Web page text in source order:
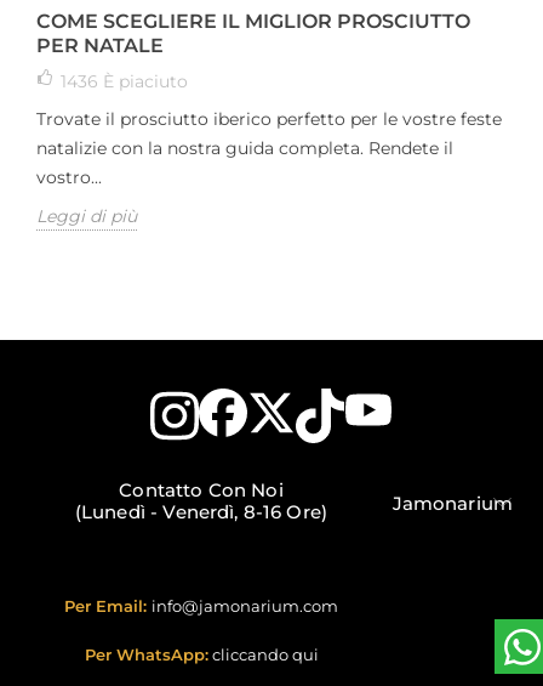
COME SCEGLIERE IL MIGLIOR PROSCIUTTO
PER NATALE
1436 È piaciuto
Trovate il prosciutto iberico perfetto per le vostre feste
natalizie con la nostra guida completa. Rendete il
vostro...
Leggi di più
Contatto Con Noi
(Lunedì - Venerdì, 8-16 Ore)
Per Email: info@jamonarium.com
Per WhatsApp: cliccando qui
Jamonarium